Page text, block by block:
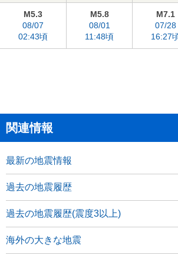
M5.3
08/07
02:43頃
M5.8
08/01
11:48頃
M7.1
07/28
16:27
関連情報
最新の地震情報
過去の地震履歴
過去の地震履歴(震度3以上)
海外の大きな地震